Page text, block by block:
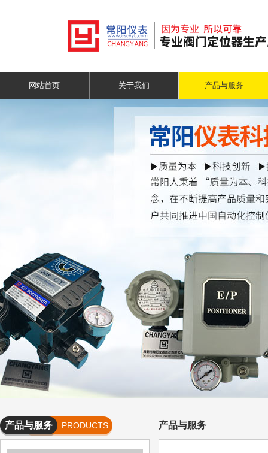
网站首页 关于我们 产品与服务
产品与服务
PRODUCTS
产品与服务